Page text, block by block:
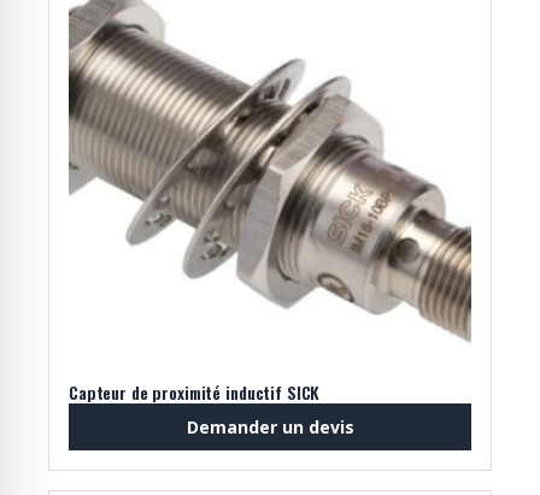
Capteur de proximité inductif SICK
Demander un devis